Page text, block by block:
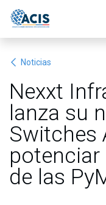
Noticias
Nexxt
lanza su
Switches
potenciar
de las